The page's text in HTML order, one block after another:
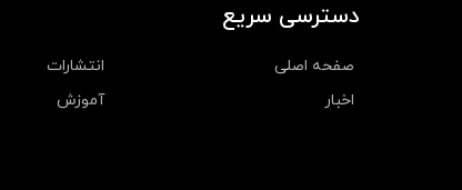
دسترسی سریع
صفحه اصلی
انتشارات
اخبار
آموزش